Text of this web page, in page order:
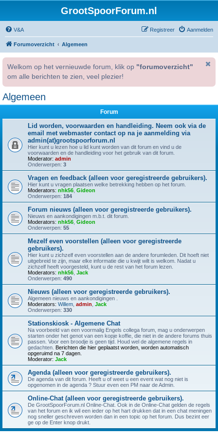
GrootSpoorForum.nl
V&A Aanmelden
Registreer
Forumoverzicht Algemeen
Welkom op het vernieuwde forum, klik op "forumoverzicht"
om alle berichten te zien, veel plezier!
Algemeen
Forum
Lid worden, voorwaarden en handleiding. Neem ook via de
email met webmaster contact op na je aanmelding via
admin(at)grootspoorforum.nl
Hier kunt u lezen hoe u lid kunt worden van dit forum en vind u de
voorwaarden en de handleiding voor het gebruik van dit forum.
Moderator: admin
Onderwerpen: 3
Vragen en feedback (alleen voor geregistreerde gebruikers).
Hier kunt u vragen plaatsen welke betrekking hebben op het forum.
Moderators: nhk56 Gideon
Onderwerpen: 184
Forum nieuws (alleen voor geregistreerde gebruikers).
Nieuws en aankondigingen m.b.t. dit forum.
Moderators: nhk56 Gideon
Onderwerpen: 55
Mezelf even voorstellen (alleen voor geregistreerde
gebruikers).
Hier kunt u zichzelf even voorstellen aan de andere forumleden. Dit hoeft niet
uitgebreid te zijn, maar elke informatie die u kwijt wilt is welkom. Nadat u
zichzelf heeft voorgesteld, kunt u de rest van het forum lezen.
Moderators: nhk56 Jack
Onderwerpen: 490
Nieuws (alleen voor geregistreerde gebruikers).
Algemeen nieuws en aankondigingen .
Moderators: Willem admin Jack
Onderwerpen: 330
Stationskiosk - Algemene Chat
Na voorbeeld van een voormalig Engels collega forum, mag u onderwerpen
starten onder het genot van een kopje koffie, die niet in de andere forums thuis
passen. Voor een broodje is geen tijd. Houd wel de algemene regels in
gedachten. Berichten die hier geplaatst worden, worden automatisch
opgeruimd na 7 dagen.
Moderator: Jack
Agenda (alleen voor geregistreerde gebruikers).
De agenda van dit forum. Heeft u of weet u een event wat nog niet is
opgenomen in de agenda ? Stuur even een PM naar de Admin.
Online-Chat (alleen voor geregistreerde gebruikers).
De GrootSpoorForum.nl Online-Chat. Ook in de Online-Chat gelden de regels
van het forum en ik wil een ieder op het hart drukken dat in een chat meningen
nog sneller geschreven worden dan in een topic op het forum. Dus bezint eer
ge op de Enter knop drukt.